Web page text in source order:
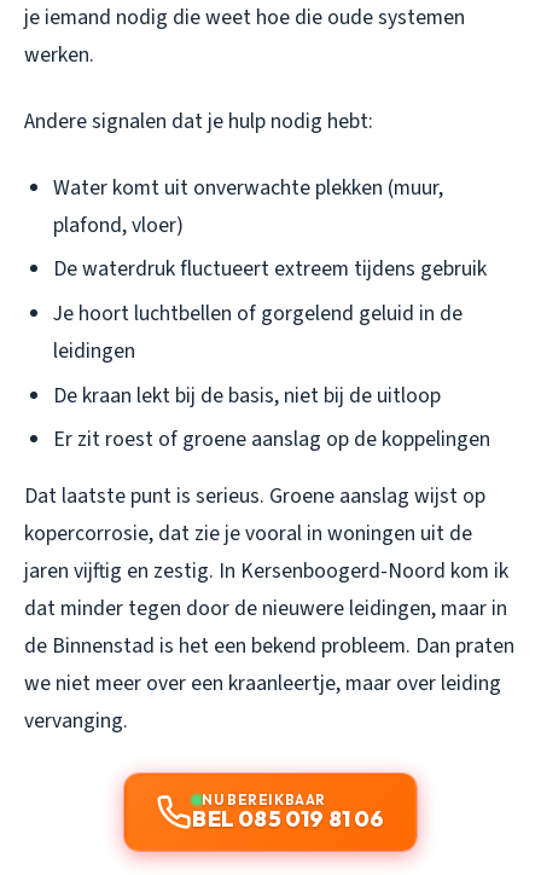
je iemand nodig die weet hoe die oude systemen
werken.
Andere signalen dat je hulp nodig hebt:
Water komt uit onverwachte plekken (muur,
plafond, vloer)
De waterdruk fluctueert extreem tijdens gebruik
Je hoort luchtbellen of gorgelend geluid in de
leidingen
De kraan lekt bij de basis, niet bij de uitloop
Er zit roest of groene aanslag op de koppelingen
Dat laatste punt is serieus. Groene aanslag wijst op
kopercorrosie, dat zie je vooral in woningen uit de
jaren vijftig en zestig. In Kersenboogerd-Noord kom ik
dat minder tegen door de nieuwere leidingen, maar in
de Binnenstad is het een bekend probleem. Dan praten
we niet meer over een kraanleertje, maar over leiding
vervanging.
NU BEREIKBAAR
BEL 085 019 81 06